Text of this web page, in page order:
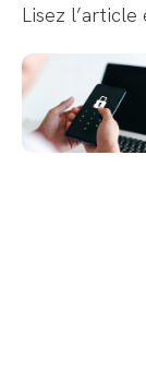
Lisez